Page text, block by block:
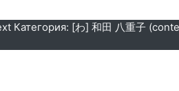
Категория: [わ] 和田 八重子